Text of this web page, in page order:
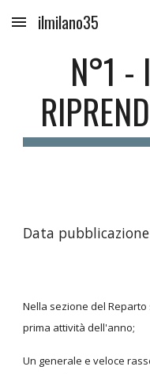
Skip to main content
ilmilano35
N°1 -
Data
Nella sezione del
prima attività dell'anno;
Un generale e veloce